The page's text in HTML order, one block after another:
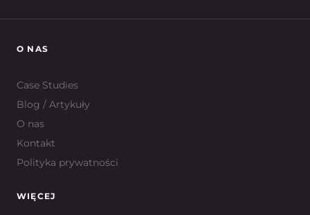
O NAS
Case Studies
Blog / Artykuły
O nas
Kontakt
Polityka prywatności
WIĘCEJ